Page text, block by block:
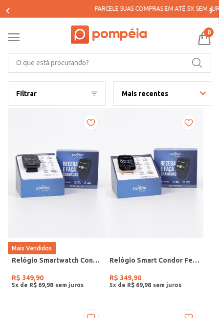
PARCELE SUAS COMPRAS EM ATÉ 5X SEM JUROS*
0
Filtrar Mais recentes
Mais Vendidos
Relógio Smartwatch Condor PRETO
R$ 349,90
5x de R$ 69 98
Relógio Smart Condor Feminino ROSE
R$ 349,90
5x de R$ 69 98